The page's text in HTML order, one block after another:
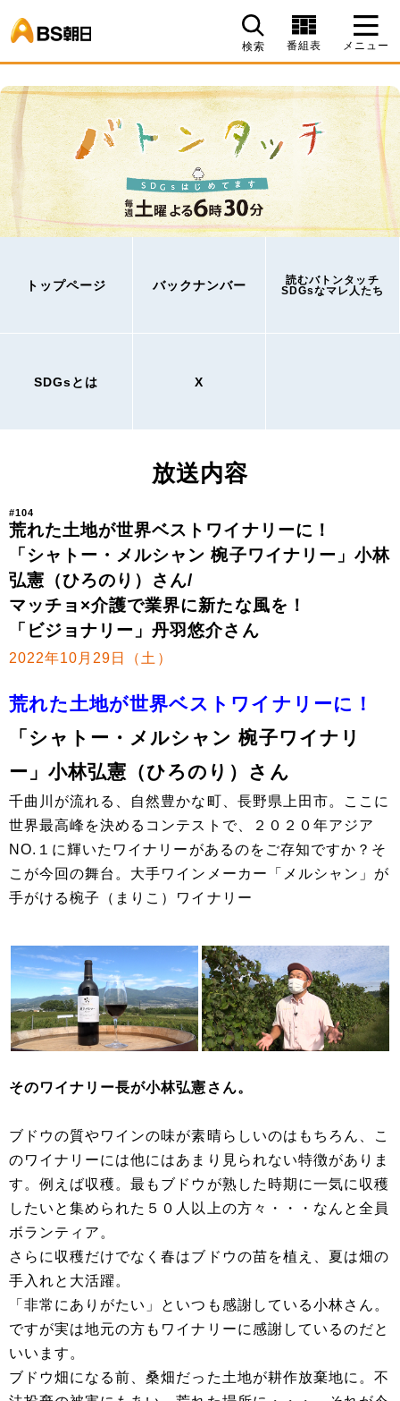
検索 番組表 メニュー
トップページ バックナンバー
読むバトンタッチ
SDGsなマレ人たち
SDGsとは X
放送内容
#104
荒れた土地が世界ベストワイナリーに！
「シャトー・メルシャン 椀子ワイナリー」小林
弘憲（ひろのり）さん/
マッチョ×介護で業界に新たな風を！
「ビジョナリー」丹羽悠介さん
2022年10月29日（土）
荒れた土地が世界ベストワイナリーに！
「シャトー・メルシャン 椀子ワイナリ
ー」小林弘憲（ひろのり）さん
千曲川が流れる、自然豊かな町、長野県上田市。ここに
世界最高峰を決めるコンテストで、２０２０年アジア
NO.１に輝いたワイナリーがあるのをご存知ですか？そ
こが今回の舞台。大手ワインメーカー「メルシャン」が
手がける椀子（まりこ）ワイナリー
そのワイナリー長が小林弘憲さん。
ブドウの質やワインの味が素晴らしいのはもちろん、こ
のワイナリーには他にはあまり見られない特徴がありま
す。例えば収穫。最もブドウが熟した時期に一気に収穫
したいと集められた５０人以上の方々・・・なんと全員
ボランティア。
さらに収穫だけでなく春はブドウの苗を植え、夏は畑の
手入れと大活躍。
「非常にありがたい」といつも感謝している小林さん。
ですが実は地元の方もワイナリーに感謝しているのだと
いいます。
ブドウ畑になる前、桑畑だった土地が耕作放棄地に。不